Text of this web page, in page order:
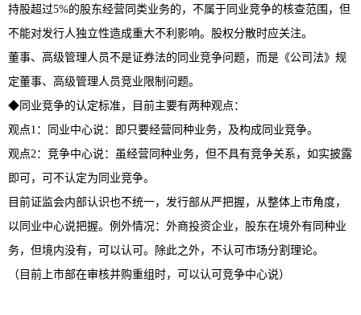
持股超过5%的股东经营同类业务的，不属于同业竞争的核查范围，但
不能对发行人独立性造成重大不利影响。股权分散时应关注。
董事、高级管理人员不是证券法的同业竞争问题，而是《公司法》规
定董事、高级管理人员竞业限制问题。
◆同业竞争的认定标准，目前主要有两种观点：
观点1：同业中心说：即只要经营同种业务，及构成同业竞争。
观点2：竞争中心说：虽经营同种业务，但不具有竞争关系，如实披露
即可，可不认定为同业竞争。
目前证监会内部认识也不统一，发行部从严把握，从整体上市角度，
以同业中心说把握。例外情况：外商投资企业，股东在境外有同种业
务，但境内没有，可以认可。除此之外，不认可市场分割理论。
（目前上市部在审核并购重组时，可以认可竞争中心说）